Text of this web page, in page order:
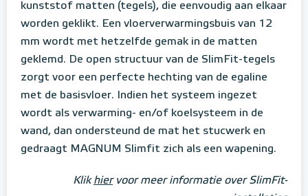
kunststof matten (tegels), die eenvoudig aan elkaar
worden geklikt. Een vloerverwarmingsbuis van 12
mm wordt met hetzelfde gemak in de matten
geklemd. De open structuur van de SlimFit-tegels
zorgt voor een perfecte hechting van de egaline
met de basisvloer. Indien het systeem ingezet
wordt als verwarming- en/of koelsysteem in de
wand, dan ondersteund de mat het stucwerk en
gedraagt MAGNUM Slimfit zich als een wapening.
Klikhiervoor meer informatie over SlimFit-